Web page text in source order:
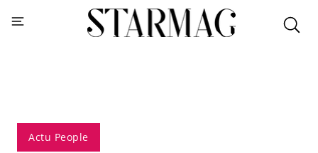
Actu People